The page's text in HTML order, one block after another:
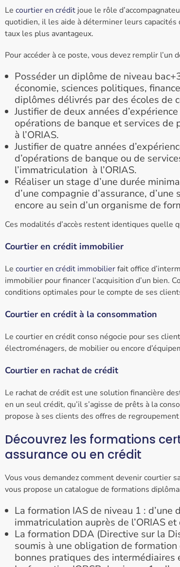
Le courtier en crédit joue le rôle
quotidien, il les aide à déterminer leurs
taux les plus avantageux.
Pour accéder à ce poste, vous devez remplir l’un
Posséder un diplôme de niveau
économie, sciences politiques,
diplômes délivrés par des écoles de
Justifier de deux années
opérations de banque et services de
à l’ORIAS.
Justifier de quatre années
d’opérations de banque ou de
l’immatriculation à l’ORIAS.
Réaliser un stage d’une durée
d’une compagnie d’assurance,
encore au sein d’un organisme de
Ces modalités d’accès restent identiques quelle
Courtier en crédit immobilier
Le courtier en crédit immobilierfait office
immobilier pour financer l’acquisition d’un bien.
conditions optimales pour le compte de ses
Courtier en crédit à la consommation
Le courtier en crédit conso négocie pour ses
électroménagers, de mobilier ou encore
Courtier en rachat de crédit
Le rachat de crédit est une solution financière
en un seul crédit, qu’il s’agisse de prêts à la
propose à ses clients des offres de
Découvrez les formations
assurance ou en crédit
Vous vous demandez comment devenir courtier
vous propose un catalogue de formations
La formation IAS de niveau 1 :
immatriculation auprès de l’ORIAS
La formation DDA (Directive sur la
soumis à une obligation de
bonnes pratiques des intermédiaires